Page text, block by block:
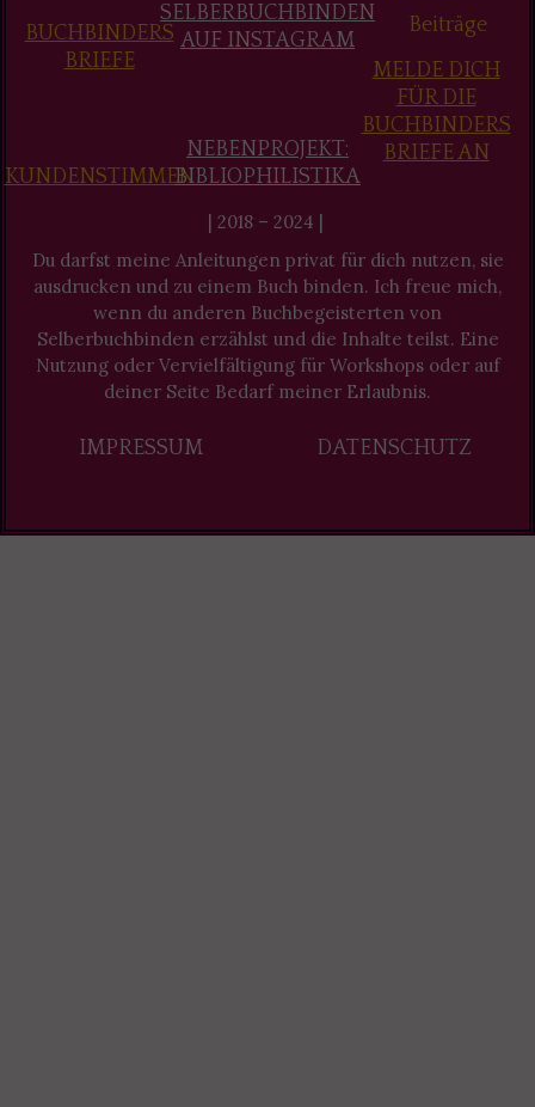
| 2018 – 2024 |
Du darfst meine Anleitungen privat für dich nutzen, sie
ausdrucken und zu einem Buch binden. Ich freue mich,
wenn du anderen Buchbegeisterten von
Selberbuchbinden erzählst und die Inhalte teilst. Eine
Nutzung oder Vervielfältigung für Workshops oder auf
deiner Seite Bedarf meiner Erlaubnis.
IMPRESSUM DATENSCHUTZ
BUCHBINDERS
BRIEFE
KUNDENSTIMMEN
SELBERBUCHBINDEN
AUF INSTAGRAM
NEBENPROJEKT:
BIBLIOPHILISTIKA
Beiträge
MELDE DICH
FÜR DIE
BUCHBINDERS
BRIEFE AN